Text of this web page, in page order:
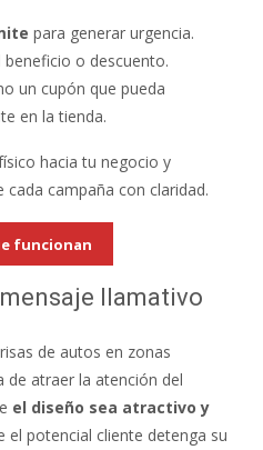
para generar urgencia.
o descuento.
un cupón que pueda
en la tienda.
hacia tu negocio y
campaña con claridad.
funcionan
llamativo
de autos en zonas
de atraer la atención del
el diseño sea atractivo y
el potencial cliente detenga su